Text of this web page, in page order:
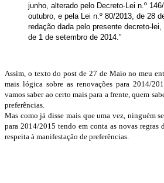
junho, alterado pelo Decreto-Lei n.º
outubro, e pela Lei n.º 80/2013, de 28
redação dada pelo presente decreto-
de 1 de setembro de 2014.”
Assim, o texto do post de 27 de Maio no meu
mais lógica sobre as renovações para 2014/
vamos saber ao certo mais para a frente, quem
preferências.
Mas como já disse mais que uma vez, ninguém
para 2014/2015 tendo em conta as novas
respeita à manifestação de preferências.